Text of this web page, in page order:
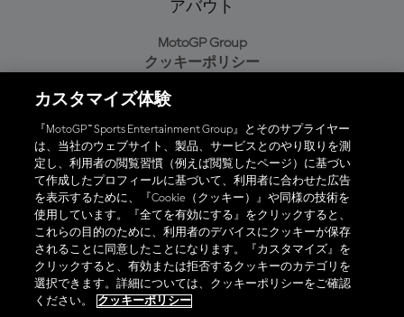
アバウト
MotoGP Group
クッキーポリシー
プライバシーポリシー
購入ポリシー
オフィシャルアプリ
© 2026 MotoGP Sports Entertainment Group. 全著作権所有。全ての
商標はそれぞれの所有者に帰属。
カスタマイズ体験
『MotoGP™ Sports Entertainment Group』とそのサプライヤー
は、当社のウェブサイト、製品、サービスとのやり取りを測
定し、利用者の閲覧習慣（例えば閲覧したページ）に基づい
て作成したプロフィールに基づいて、利用者に合わせた広告
を表示するために、『Cookie（クッキー）』や同様の技術を
使用しています。『全てを有効にする』をクリックすると、
これらの目的のために、利用者のデバイスにクッキーが保存
されることに同意したことになります。『カスタマイズ』を
クリックすると、有効または拒否するクッキーのカテゴリを
選択できます。詳細については、クッキーポリシーをご確認
ください。
クッキーポリシー